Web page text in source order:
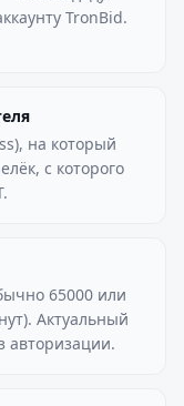
TronBid.
на который
с которого
65000 или
Актуальный
авторизации.